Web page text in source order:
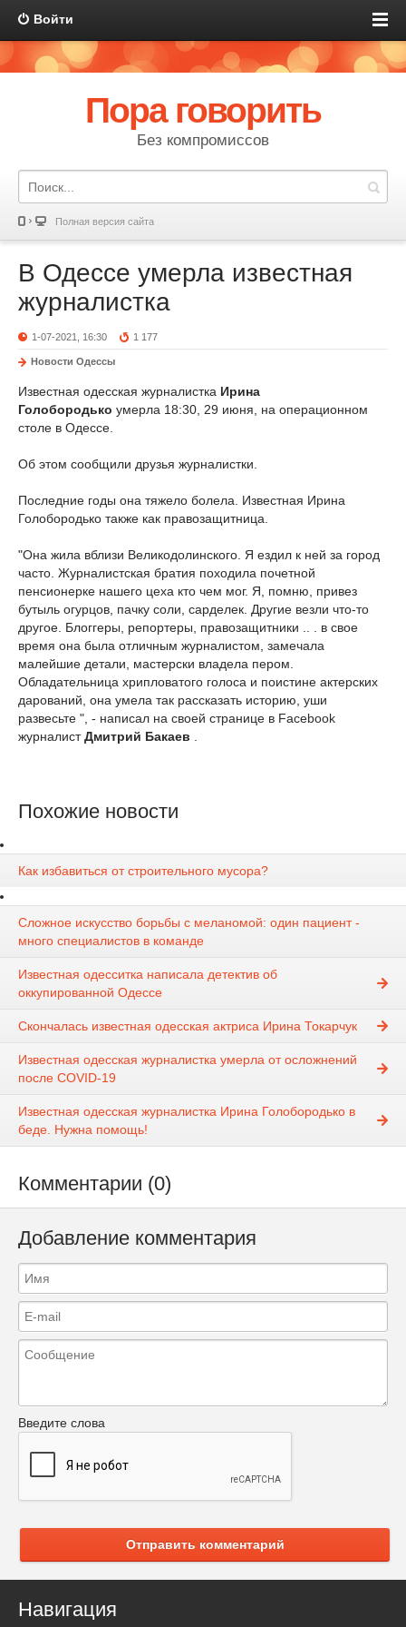
Войти
Пора говорить
Без компромиссов
Полная версия сайта
В Одессе умерла известная
журналистка
1-07-2021, 16:30 1 177
Новости Одессы
Известная одесская журналистка Ирина
Голобородько умерла 18:30, 29 июня, на операционном
столе в Одессе.
Об этом сообщили друзья журналистки.
Последние годы она тяжело болела.
Известная Ирина
Голобородько также как правозащитница.
"Она жила вблизи Великодолинского. Я ездил к ней за город
часто. Журналистская братия походила почетной
пенсионерке нашего цеха кто чем мог. Я, помню, привез
бутыль огурцов, пачку соли, сарделек. Другие везли что-то
другое. Блоггеры, репортеры, правозащитники .. . в свое
время она была отличным журналистом, замечала
малейшие детали, мастерски владела пером.
Обладательница хрипловатого голоса и поистине актерских
дарований, она умела так рассказать историю, уши
развесьте ", - написал на своей странице в Facebook
журналист Дмитрий Бакаев
Похожие новости
Как избавиться от строительного мусора?
Сложное искусство борьбы с меланомой: один пациент -
много специалистов в команде
Известная одесситка написала детектив об
оккупированной Одессе
Скончалась известная одесская актриса Ирина Токарчук
Известная одесская журналистка умерла от осложнений
после COVID-19
Известная одесская журналистка Ирина Голобородько в
беде. Нужна помощь!
Комментарии (0)
Добавление комментария
Введите слова
Отправить комментарий
Навигация